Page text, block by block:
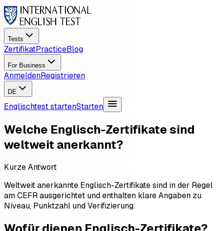
Tests
ZertifikatPracticeBlog
For Business
AnmeldenRegistrieren
DE
Englischtest startenStarten
Welche Englisch-Zertifikate sind
weltweit anerkannt?
Kurze Antwort
Weltweit anerkannte Englisch-Zertifikate sind in der Regel
am CEFR ausgerichtet und enthalten klare Angaben zu
Niveau, Punktzahl und Verifizierung.